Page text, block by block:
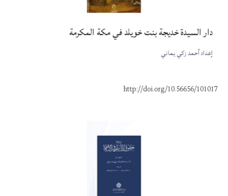
دار السيدة خديجة بنت خويلد في مكة المكرمة
إعداد أحمد زكي يماني
http://doi.org/10.56656/101017